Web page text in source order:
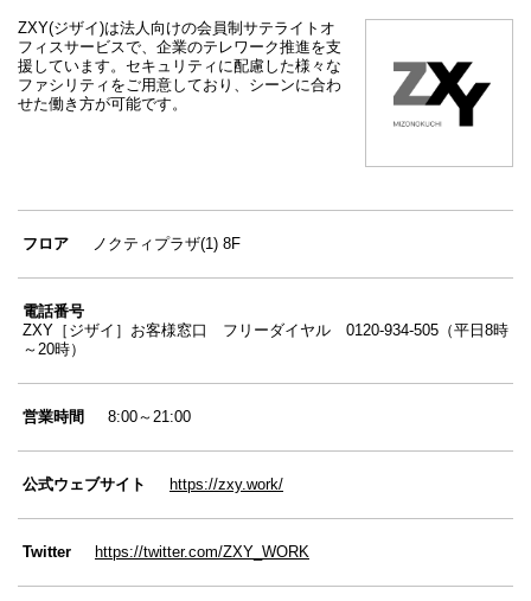
ZXY(ジザイ)は法人向けの会員制サテライトオ
フィスサービスで、企業のテレワーク推進を支
援しています。セキュリティに配慮した様々な
ファシリティをご用意しており、シーンに合わ
せた働き方が可能です。
フロア ノクティプラザ(1) 8F
電話番号
ZXY［ジザイ］お客様窓口 フリーダイヤル 0120-934-505（平日8時
～20時）
営業時間 8:00～21:00
公式ウェブサイト https://zxy.work/
Twitter https://twitter.com/ZXY_WORK